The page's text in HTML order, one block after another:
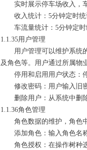
实时展示停车场收入，
收入统计：5分钟定时
车流量统计：5分钟定
1.1.35用户管理
用户管理可以维护系统
及角色等。用户通过所属物
停用和启用用户状态：
修改密码：用户输入旧
删除用户：从系统中删
1.1.36角色管理
角色数据的维护，角色
添加角色：输入角色名
角色授权：在操作树种